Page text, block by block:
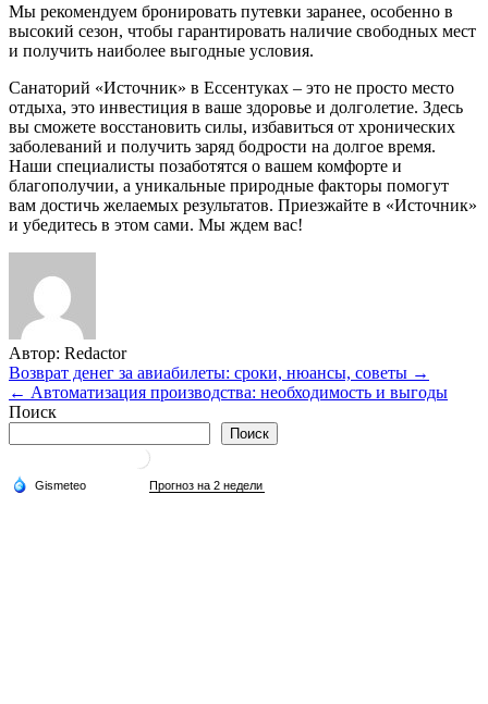
Мы рекомендуем бронировать путевки заранее, особенно в
высокий сезон, чтобы гарантировать наличие свободных мест
и получить наиболее выгодные условия.
Санаторий «Источник» в Ессентуках – это не просто место
отдыха, это инвестиция в ваше здоровье и долголетие. Здесь
вы сможете восстановить силы, избавиться от хронических
заболеваний и получить заряд бодрости на долгое время.
Наши специалисты позаботятся о вашем комфорте и
благополучии, а уникальные природные факторы помогут
вам достичь желаемых результатов. Приезжайте в «Источник»
и убедитесь в этом сами. Мы ждем вас!
Автор: Redactor
Навигация
по
Возврат денег за авиабилеты: сроки, нюансы, советы →
← Автоматизация производства: необходимость и выгоды
Поиск
Поиск